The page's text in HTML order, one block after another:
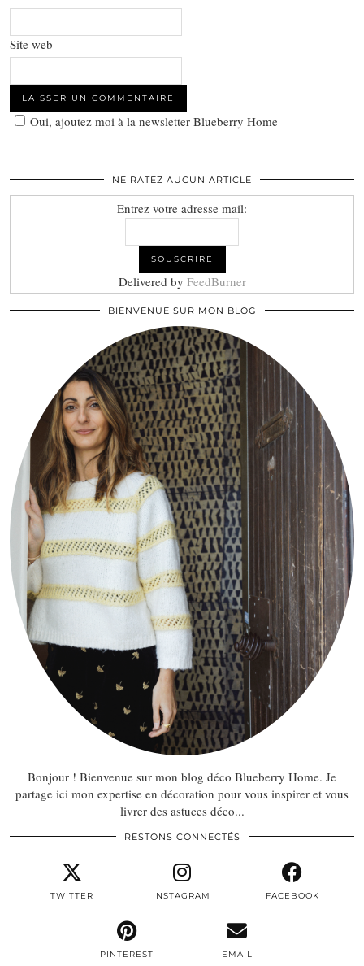
Site web
Oui, ajoutez moi à la newsletter Blueberry Home
NE RATEZ AUCUN ARTICLE
Entrez votre adresse mail:
Delivered by FeedBurner
BIENVENUE SUR MON BLOG
Bonjour ! Bienvenue sur mon blog déco Blueberry Home. Je
partage ici mon expertise en décoration pour vous inspirer et vous
livrer des astuces déco...
RESTONS CONNECTÉS
TWITTER INSTAGRAM FACEBOOK
PINTEREST EMAIL